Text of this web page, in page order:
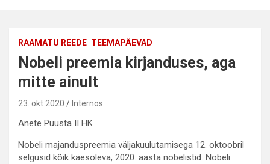
RAAMATU REEDE TEEMAPÄEVAD
Nobeli preemia kirjanduses, aga
mitte ainult
23. okt 2020 Internos
Anete Puusta II HK
Nobeli majanduspreemia väljakuulutamisega 12. oktoobril
selgusid kõik käesoleva, 2020. aasta nobelistid. Nobeli